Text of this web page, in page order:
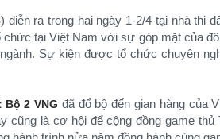
) diễn ra trong hai ngày 1-2/4 tại nhà thi
tại Việt Nam với sự góp mặt của
Sự kiện được tổ chức chuyên
2 VNG đã đổ bộ đến gian hàng của
cũng là cơ hội để cộng đồng game thủ